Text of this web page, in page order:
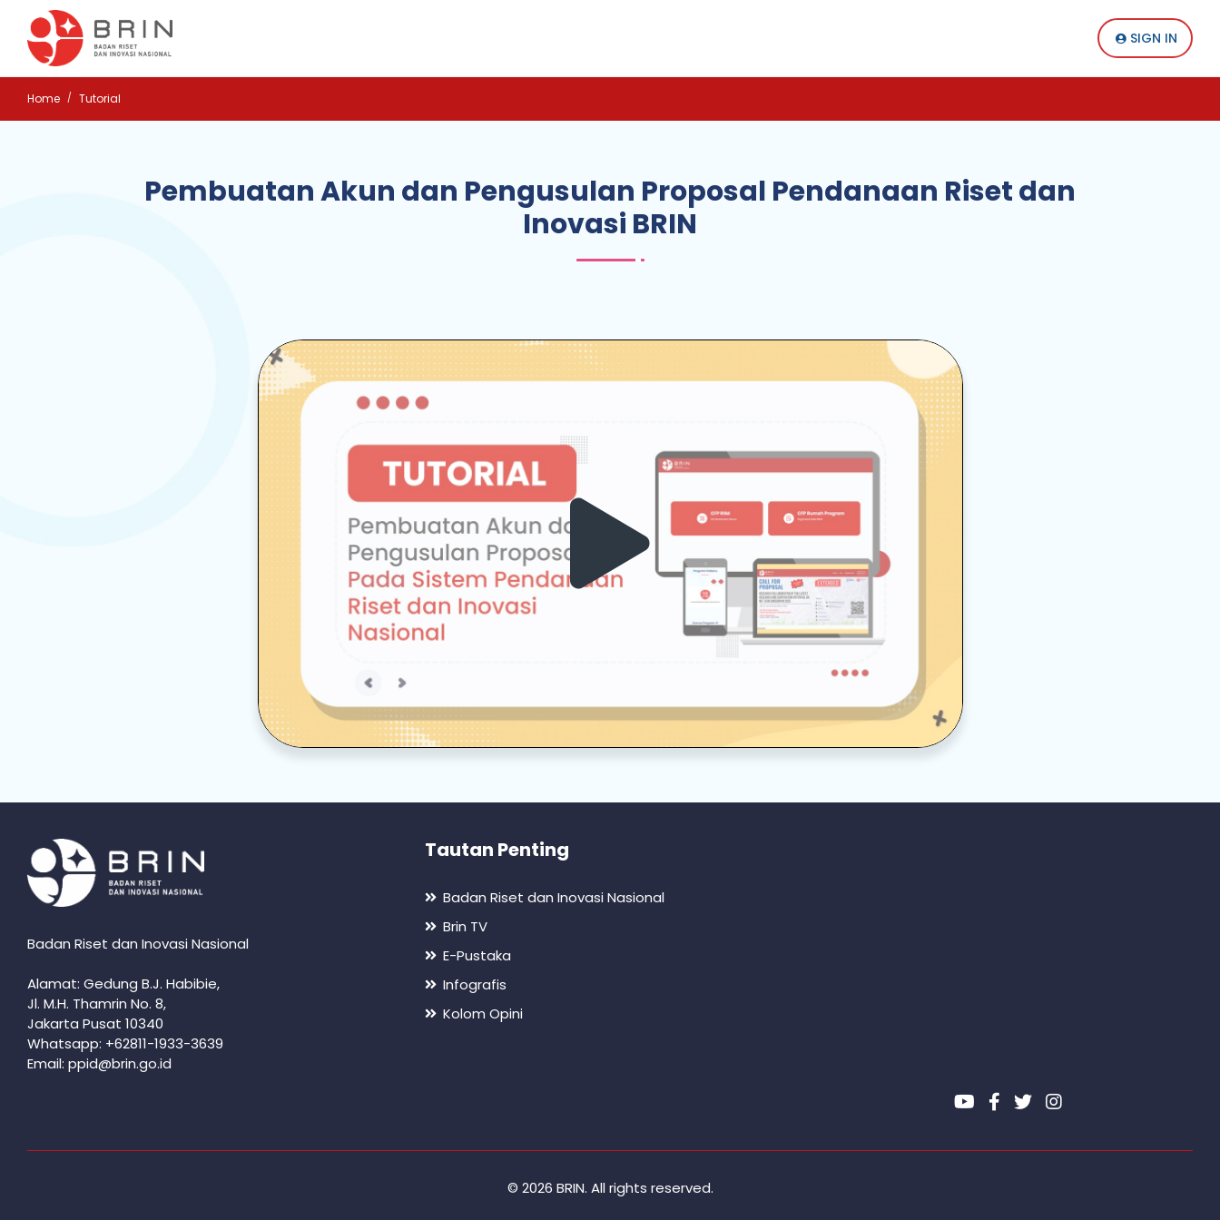
SIGN IN
Home Tutorial
Pembuatan Akun dan Pengusulan Proposal Pendanaan Riset dan
Inovasi BRIN
Badan Riset dan Inovasi Nasional
Alamat: Gedung B.J. Habibie,
Jl. M.H. Thamrin No. 8,
Jakarta Pusat 10340
Whatsapp: +62811-1933-3639
Email: ppid@brin.go.id
Tautan Penting
Badan Riset dan Inovasi Nasional
Brin TV
E-Pustaka
Infografis
Kolom Opini
© 2026 BRIN. All rights reserved.